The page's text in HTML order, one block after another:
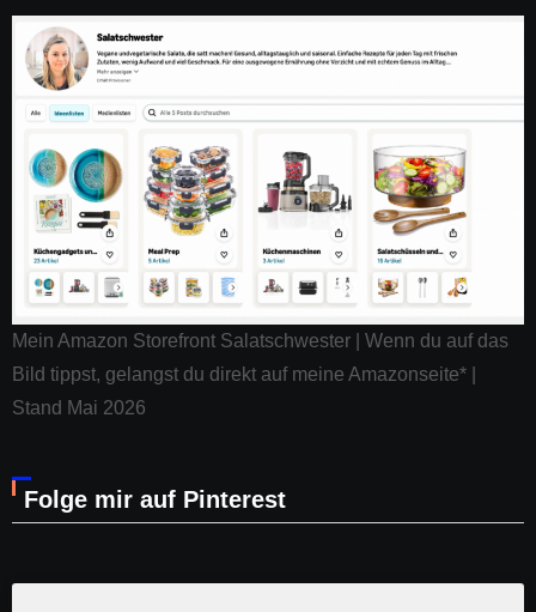
Mein Amazon Storefront Salatschwester | Wenn du auf das
Bild tippst, gelangst du direkt auf meine Amazonseite* |
Stand Mai 2026
Folge mir auf Pinterest